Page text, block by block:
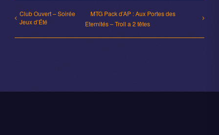
Club Ouvert – Soirée
Jeux d’Été
MTG Pack d’AP : Aux Portes des
Eternités – Troll a 2 têtes